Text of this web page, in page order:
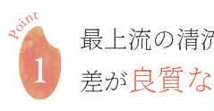
最上流の清
差が 良質